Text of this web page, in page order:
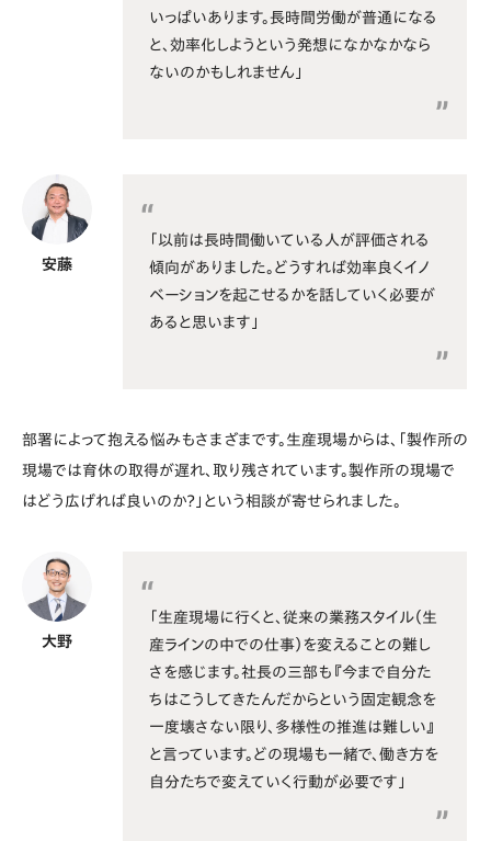
いっぱいあります。長時間労働が普通になる
と、効率化しようという発想になかなかなら
ないのかもしれません」
安藤
「以前は長時間働いている人が評価される
傾向がありました。どうすれば効率良くイノ
ベーションを起こせるかを話していく必要が
あると思います」
部署によって抱える悩みもさまざまです。生産現場からは、「製作所の
現場では育休の取得が遅れ、取り残されています。製作所の現場で
はどう広げれば良いのか？」という相談が寄せられました。
大野
「生産現場に行くと、従来の業務スタイル（生
産ラインの中での仕事）を変えることの難し
さを感じます。社長の三部も『今まで自分た
ちはこうしてきたんだからという固定観念を
一度壊さない限り、多様性の推進は難しい』
と言っています。どの現場も一緒で、働き方を
自分たちで変えていく行動が必要です」